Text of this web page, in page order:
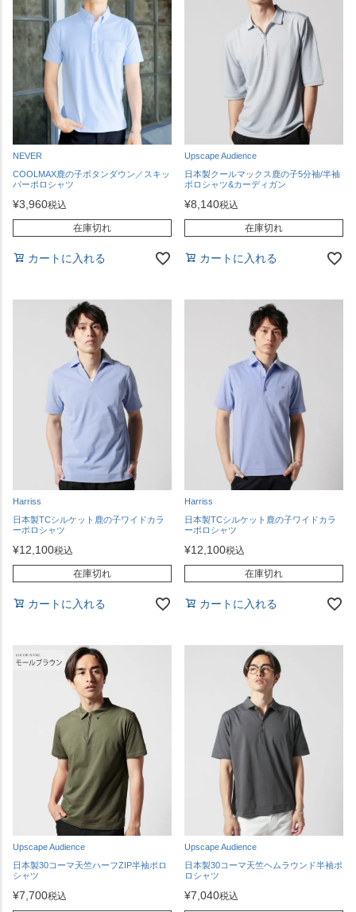
NEVER
COOLMAX鹿の子ボタンダウン／スキッ
パーポロシャツ
¥3,960税込
在庫切れ
カートに入れる
Upscape Audience
日本製クールマックス鹿の子5分袖/半袖
ポロシャツ&カーディガン
¥8,140税込
在庫切れ
カートに入れる
Harriss
日本製TCシルケット鹿の子ワイドカラ
ーポロシャツ
¥12,100税込
在庫切れ
カートに入れる
Harriss
日本製TCシルケット鹿の子ワイドカラ
ーポロシャツ
¥12,100税込
在庫切れ
カートに入れる
Upscape Audience
日本製30コーマ天竺ハーフZIP半袖ポロ
シャツ
¥7,700税込
Upscape Audience
日本製30コーマ天竺ヘムラウンド半袖ポ
ロシャツ
¥7,040税込